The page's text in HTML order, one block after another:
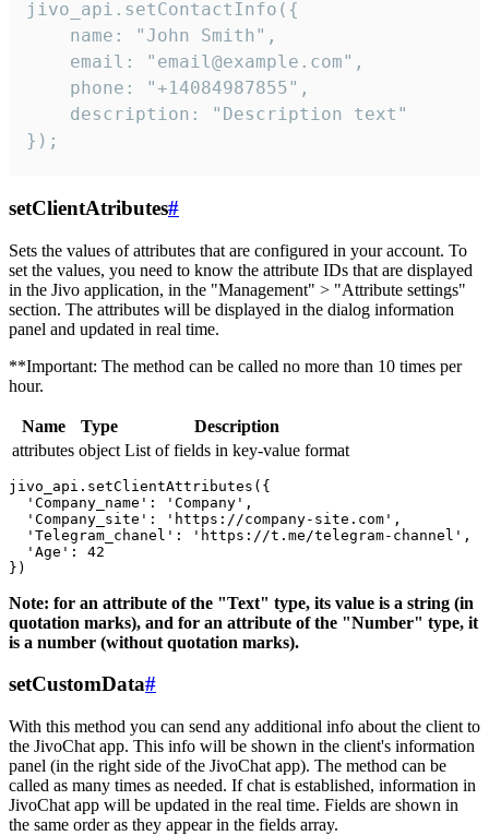
jivo_api.setContactInfo({
    name: "John Smith",
    email: "email@example.com",
    phone: "+14084987855",
    description: "Description text"
});
setClientAtributes#
Sets the values ​​of attributes that are configured in your account. To
set the values, you need to know the attribute IDs that are displayed
in the Jivo application, in the "Management" > "Attribute settings"
section. The attributes will be displayed in the dialog information
panel and updated in real time.
**Important: The method can be called no more than 10 times per
hour.
Name Type
Description
attributes object List of fields in key-value format
jivo_api.setClientAttributes({
  'Company_name': 'Company',
  'Company_site': 'https://company-site.com',
  'Telegram_chanel': 'https://t.me/telegram-channel',
  'Age': 42
Note: for an attribute of the "Text" type, its value is a string (in
quotation marks), and for an attribute of the "Number" type, it
is a number (without quotation marks).
setCustomData#
With this method you can send any additional info about the client to
the JivoChat app. This info will be shown in the client's information
panel (in the right side of the JivoChat app). The method can be
called as many times as needed. If chat is established, information in
JivoChat app will be updated in the real time. Fields are shown in
the same order as they appear in the fields array.